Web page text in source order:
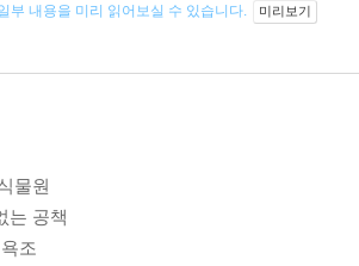
부 내용을 미리 읽어보실 수 있습니다. 미리보기
물원
는 공책
조